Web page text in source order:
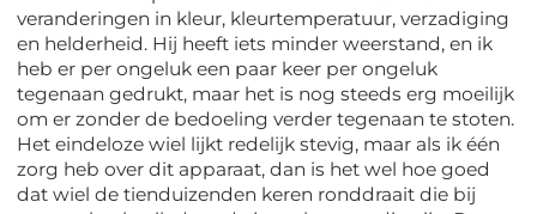
veranderingen in kleur, kleurtemperatuur, verzadiging
en helderheid. Hij heeft iets minder weerstand, en ik
heb er per ongeluk een paar keer per ongeluk
tegenaan gedrukt, maar het is nog steeds erg moeilijk
om er zonder de bedoeling verder tegenaan te stoten.
Het eindeloze wiel lijkt redelijk stevig, maar als ik één
zorg heb over dit apparaat, dan is het wel hoe goed
dat wiel de tienduizenden keren ronddraait die bij